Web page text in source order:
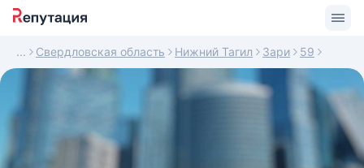
Свердловская область Нижний Тагил Зари 59